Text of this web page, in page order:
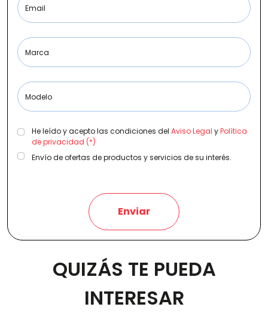
Etiqueta medioambiental
Potencia
Carrocería
Email
Marca
Modelo
He leído y acepto las condiciones del Aviso Legal yPolítica
de privacidad (*)
Envío de ofertas de productos y servicios de su interés.
Enviar
QUIZÁS TE PUEDA
INTERESAR